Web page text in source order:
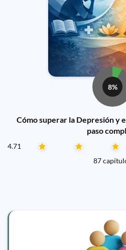
8%
Cómo superar la Depresión y
paso
4.71
87